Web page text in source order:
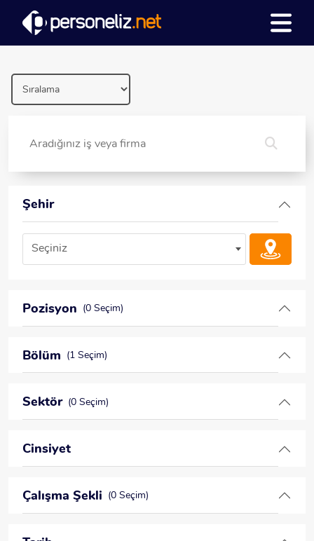
Şehir
Seçiniz
Pozisyon (0 Seçim)
Bölüm (1 Seçim)
Sektör (0 Seçim)
Cinsiyet
Çalışma Şekli (0 Seçim)